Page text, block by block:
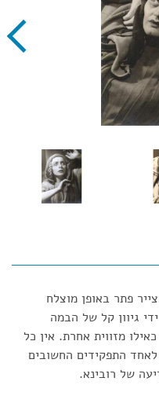
פתר באופן מוצלח
גיוון קל של הבמה
מזווית אחרת. אין כל
התפקידים החשובים
של רובינא.